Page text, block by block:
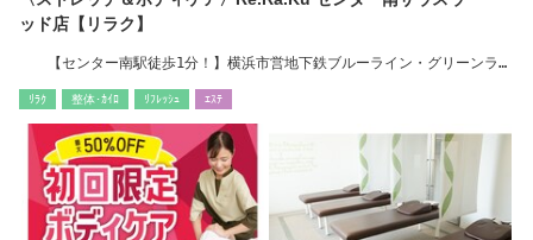
ッド店【リラク】
【センター南駅徒歩1分！】横浜市営地下鉄ブルーライン・グリーンライ
ﾘﾗｸ 整体･ｶｲﾛ ﾘﾌﾚｯｼｭ ｴｽﾃ